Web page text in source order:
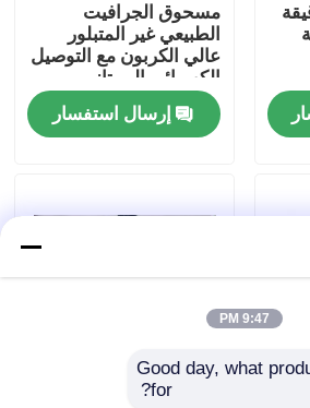
مسحوق الجرافيت
الطبيعي غير المتبلور
عالي الكربون مع التوصيل
الكهربائي الممتاز
إرسال استفسار
95٪ نسبة عالية من
9:47 PM
Good day, what
for?